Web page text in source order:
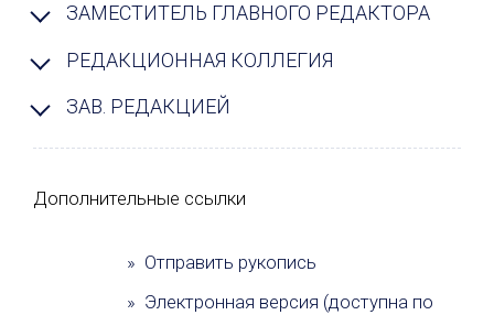
ЗАМЕСТИТЕЛЬ ГЛАВНОГО РЕДАКТОРА
РЕДАКЦИОННАЯ КОЛЛЕГИЯ
ЗАВ. РЕДАКЦИЕЙ
Дополнительные ссылки
» Отправить рукопись
» Электронная версия (доступна по